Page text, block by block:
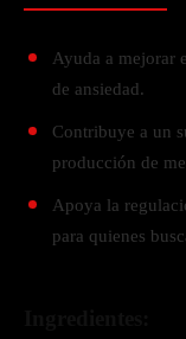
Ayuda a mejorar
de ansiedad.
Contribuye a un
producción de
Apoya la
para quienes